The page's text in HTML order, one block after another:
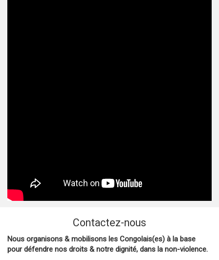
Contactez-nous
Nous organisons & mobilisons les Congolais(es) à la base
pour défendre nos droits & notre dignité, dans la non-violence.